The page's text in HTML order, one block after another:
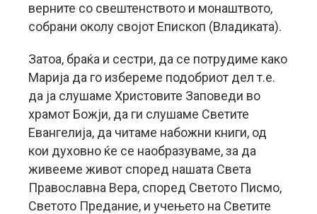
верните со свештенството и монаштвото,
собрани околу својот Епископ (Владиката).
Затоа, браќа и сестри, да се потрудиме како
Марија да го избереме подобриот дел т.е.
да ја слушаме Христовите Заповеди во
храмот Божји, да ги слушаме Светите
Евангелија, да читаме набожни книги, од
кои духовно ќе се наобразуваме, за да
живееме живот според нашата Света
Православна Вера, според Светото Писмо,
Светото Предание, и учењето на Светите